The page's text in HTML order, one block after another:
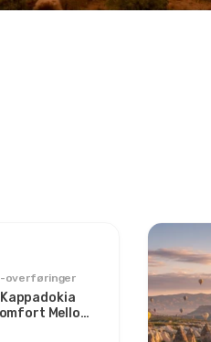
overføringer
Mellom